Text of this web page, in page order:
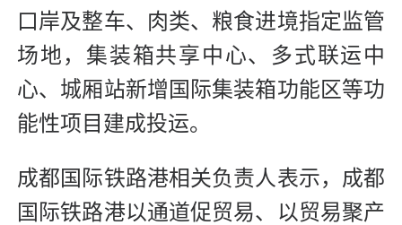
口岸及整车、肉类、粮食进境指定监管
场地，集装箱共享中心、多式联运中
心、城厢站新增国际集装箱功能区等功
能性项目建成投运。
成都国际铁路港相关负责人表示，成都
国际铁路港以通道促贸易、以贸易聚产